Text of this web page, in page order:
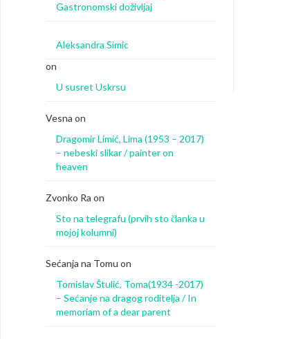
Gastronomski doživljaj
Aleksandra Simic
on
U susret Uskrsu
Vesna on
Dragomir Limić, Lima (1953 – 2017)
– nebeski slikar / painter on
heaven
Zvonko Ra on
Sto na telegrafu (prvih sto članka u
mojoj kolumni)
Sećanja na Tomu on
Tomislav Štulić, Toma(1934 -2017)
– Sećanje na dragog roditelja / In
memoriam of a dear parent